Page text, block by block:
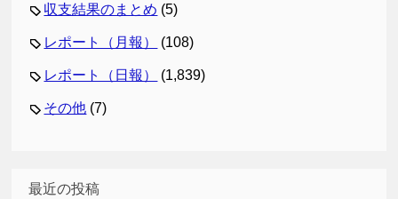
収支結果のまとめ (5)
レポート（月報） (108)
レポート（日報） (1,839)
その他 (7)
最近の投稿